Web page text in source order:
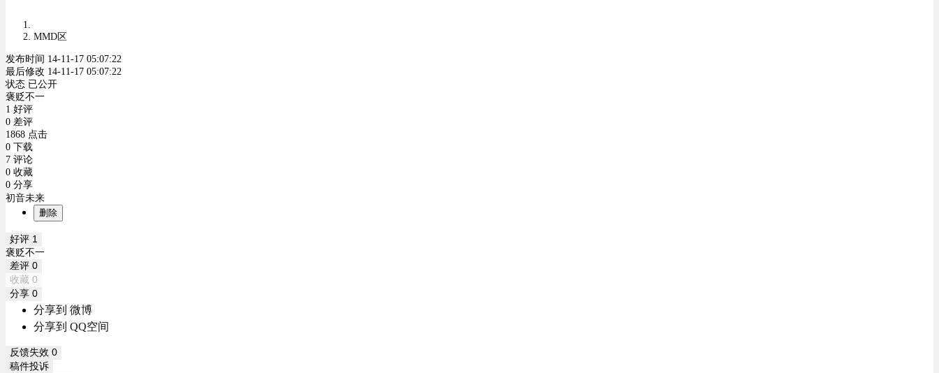
MMD区
发布时间 14-11-17 05:07:22
最后修改 14-11-17 05:07:22
状态 已公开
褒贬不一
1 好评
0 差评
1868 点击
0 下载
7 评论
0 收藏
0 分享
初音未来
删除
好评 1
褒贬不一
差评 0
收藏 0
分享 0
分享到 微博
分享到 QQ空间
反馈失效 0
稿件投诉